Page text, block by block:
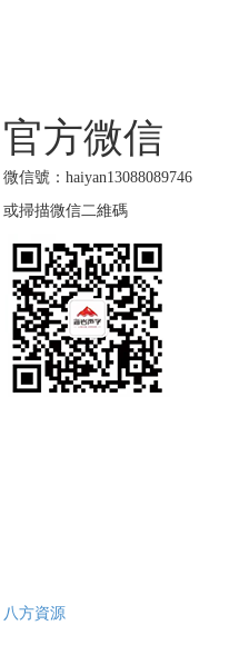
官方微信
微信號：haiyan13088089746
或掃描微信二維碼
八方資源